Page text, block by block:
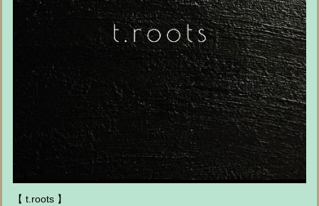
【 t.roots 】